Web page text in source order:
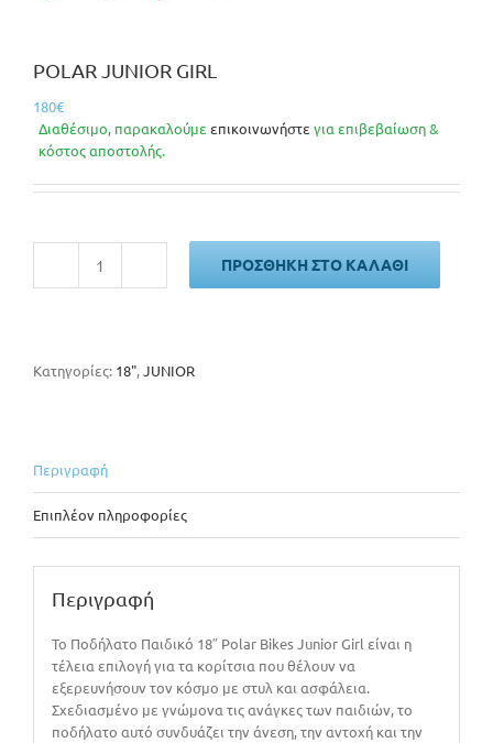
POLAR JUNIOR GIRL
180€
Διαθέσιμο, παρακαλούμε επικοινωνήστε για επιβεβαίωση &
κόστος αποστολής.
POLAR
ΠΡΟΣΘΉΚΗ ΣΤΟ ΚΑΛΆΘΙ
Κατηγορίες: 18",JUNIOR
Περιγραφή
Επιπλέον πληροφορίες
Περιγραφή
Το Ποδήλατο Παιδικό 18″ Polar Bikes Junior Girl είναι η
τέλεια επιλογή για τα κορίτσια που θέλουν να
εξερευνήσουν τον κόσμο με στυλ και ασφάλεια.
Σχεδιασμένο με γνώμονα τις ανάγκες των παιδιών, το
ποδήλατο αυτό συνδυάζει την άνεση, την αντοχή και την